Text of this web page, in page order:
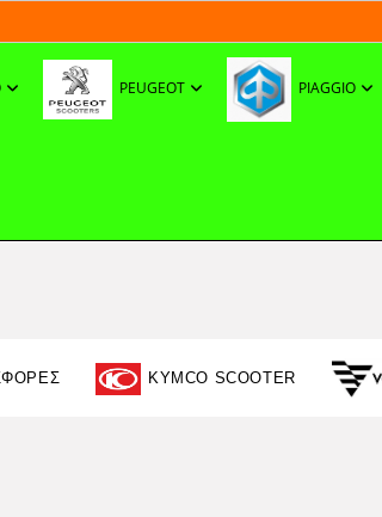
PEUGEOT PIAGGIO
KYMCO SCOOTER